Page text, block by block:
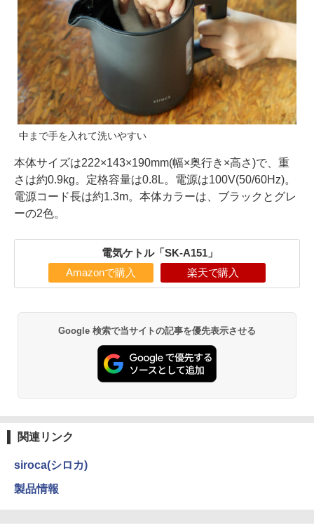
中まで手を入れて洗いやすい
本体サイズは222×143×190mm(幅×奥行き×高さ)で、重
さは約0.9kg。定格容量は0.8L。電源は100V(50/60Hz)。
電源コード長は約1.3m。本体カラーは、ブラックとグレ
ーの2色。
電気ケトル「SK-A151」
Amazonで購入 楽天で購入
Google 検索で当サイトの記事を優先表示させる
関連リンク
siroca(シロカ)
製品情報